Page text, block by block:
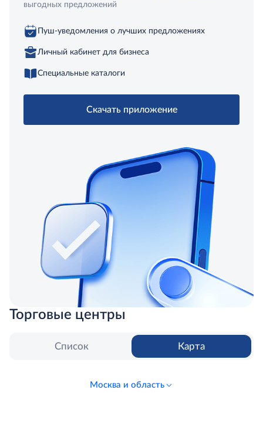
выгодных предложений
Пуш-уведомления о лучших предложениях
Личный кабинет для бизнеса
Специальные каталоги
Скачать приложение
Торговые центры
Список Карта
Москва и область